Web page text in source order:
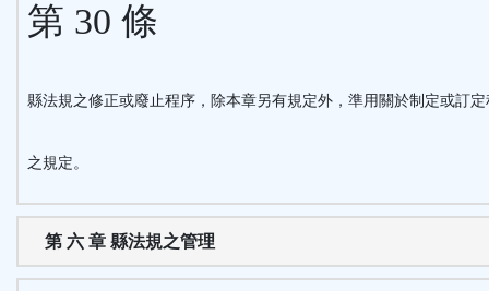
第 30 條
縣法規之修正或廢止程序，除本章另有規定外，準用關於制定或訂定
之規定。
第 六 章 縣法規之管理